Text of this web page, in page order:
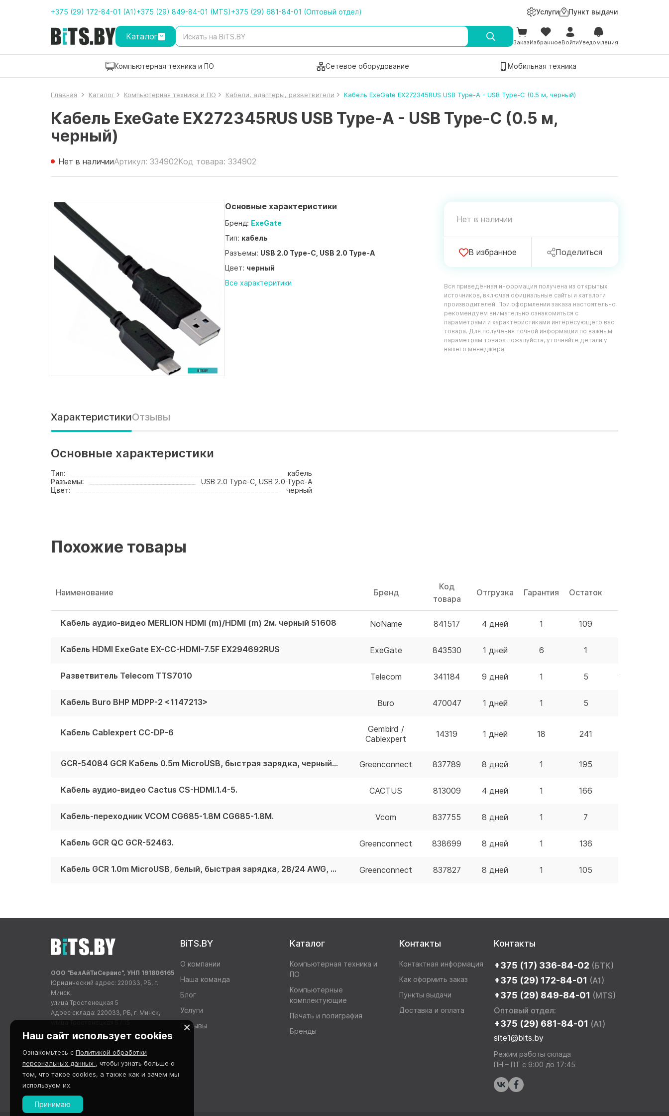
+375 (29) 172-84-01 (A1)+375 (29) 849-84-01 (MTS)+375 (29) 681-84-01 (Оптовый отдел) Услуги Пункт выдачи
Каталог
ЗаказИзбранноеВойтиУведомления
Компьютерная техника и ПО Сетевое оборудование Мобильная техника
Главная Каталог Компьютерная техника и ПО Кабели, адаптеры, разветвители Кабель ExeGate EX272345RUS USB Type-A - USB Type-C (0.5 м, черный)
Кабель ExeGate EX272345RUS USB Type-A - USB Type-C (0.5 м,
черный)
Нет в наличииАртикул: 334902Код товара: 334902
Основные характеристики
Бренд: ExeGate
Тип: кабель
Разъемы: USB 2.0 Type-C, USB 2.0 Type-A
Цвет: черный
Все характеритики
Нет в наличии
В избранное Поделиться
Вся приведённая информация получена из открытых
источников, включая официальные сайты и каталоги
производителей. При оформлении заказа настоятельно
рекомендуем внимательно ознакомиться с
параметрами и характеристиками интересующего вас
товара. Для получения точной информации по важным
параметрам товара пожалуйста, уточняйте детали у
нашего менеджера.
ХарактеристикиОтзывы
Основные характеристики
Тип:
кабель
Разъемы:
USB 2.0 Type-C, USB 2.0 Type-A
Цвет:
черный
Похожие товары
Наименование Бренд
Код
товара
Отгрузка Гарантия Остаток
Кабель аудио-видео MERLION HDMI (m)/HDMI (m) 2м. черный 51608 NoName 841517 4 дней 1 109
Кабель HDMI ExeGate EX-CC-HDMI-7.5F EX294692RUS ExeGate 843530 1 дней 6 1
Разветвитель Telecom TTS7010 Telecom 341184 9 дней 1 5 116.04 BYN
Кабель Buro BHP MDPP-2 <1147213> Buro 470047 1 дней 1 5
Кабель Cablexpert CC-DP-6
Gembird /
Cablexpert
14319 1 дней 18 241
GCR-54084 GCR Кабель 0.5m MicroUSB, быстрая зарядка, черный нейлон, GCR-54084 Greenconnect 837789 8 дней 1 195
Кабель аудио-видео Cactus CS-HDMI.1.4-5. CACTUS 813009 4 дней 1 166
Кабель-переходник VCOM CG685-1.8M CG685-1.8M. Vcom 837755 8 дней 1 7
Кабель GCR QC GCR-52463. Greenconnect 838699 8 дней 1 136
Кабель GCR 1.0m MicroUSB, белый, быстрая зарядка, 28/24 AWG, GCR-53231 Greenconnect 837827 8 дней 1 105
Контакты
+375 (17) 336-84-02 (БТК)
+375 (29) 172-84-01 (A1)
+375 (29) 849-84-01 (MTS)
Оптовый отдел:
+375 (29) 681-84-01 (A1)
site1@bits.by
Режим работы склада
ПН – ПТ с 9:00 до 17:45
BiTS.BY
О компании
Наша команда
Блог
Услуги
Отзывы
Каталог
Компьютерная техника и
ПО
Компьютерные
комплектующие
Печать и полиграфия
Бренды
Контакты
Контактная информация
Как оформить заказ
Пункты выдачи
Доставка и оплата
ООО "БелАйТиСервис", УНП 191806165
Юридический адрес: 220033, РБ, г.
Минск,
улица Тростенецкая 5
Адрес склада: 220033, РБ, г. Минск,
Наш сайт использует cookies
Ознакомьтесь с Политикой обработки
персональных данных , чтобы узнать больше о
том, что такое cookies, а также как и зачем мы
используем их.
Принимаю